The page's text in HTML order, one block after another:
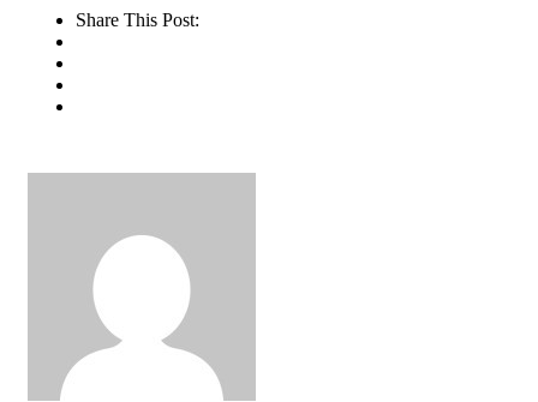
Share This Post: